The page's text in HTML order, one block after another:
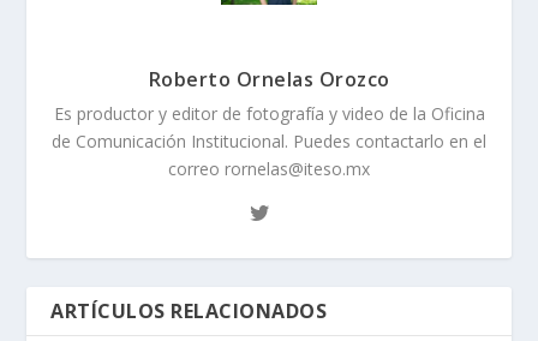
Roberto Ornelas Orozco
Es productor y editor de fotografía y video de la Oficina
de Comunicación Institucional. Puedes contactarlo en el
correo rornelas@iteso.mx
ARTÍCULOS RELACIONADOS